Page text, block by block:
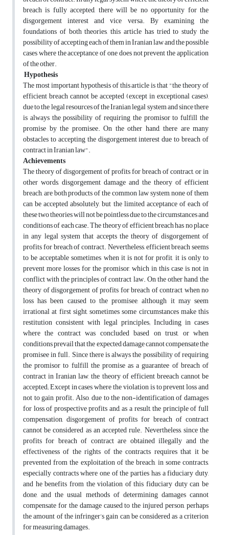
breach is fully accepted, there will be no opportunity for the
disgorgement interest and vice versa. By examining the
foundations of both theories, this article has tried to study the
possibility of accepting each of them in Iranian law and the possible
cases where the acceptance of one does not prevent the application
of the other.
Hypothesis
The most important hypothesis of this article is that "the theory of
efficient breach cannot be accepted (except in exceptional cases),
due to the legal resources of the Iranian legal system and since there
is always the possibility of requiring the promisor to fulfill the
promise by the promisee. On the other hand, there are many
obstacles to accepting the disgorgement interest due to breach of
contract in Iranian law".
Achievements
The theory of disgorgement of profits for breach of contract, or in
other words, disgorgement damage and the theory of efficient
breach, are both products of the common law system, none of them
can be accepted absolutely, but the limited acceptance of each of
these two theories will not be pointless due to the circumstances and
conditions of each case. The theory of efficient breach has no place
in any legal system that accepts the theory of disgorgement of
profits for breach of contract. Nevertheless, efficient breach seems
to be acceptable sometimes when it is not for profit, it is only to
prevent more losses for the promisor, which in this case is not in
conflict with the principles of contract law. On the other hand, the
theory of disgorgement of profits for breach of contract when no
loss has been caused to the promisee, although it may seem
irrational at first sight, sometimes some circumstances make this
restitution consistent with legal principles; Including in cases
where the contract was concluded based on trust, or when
conditions prevail that the expected damage cannot compensate the
promisee in full. Since there is always the possibility of requiring
the promisor to fulfill the promise as a guarantee of breach of
contract in Iranian law, the theory of efficient breeach cannot be
accepted; Except in cases where the violation is to prevent loss and
not to gain profit. Also, due to the non-identification of damages
for loss of prospective profits and, as a result, the principle of full
compensation, disgorgement of profits for breach of contract
cannot be considered as an accepted rule. Nevertheless, since the
profits for breach of contract are obtained illegally and the
effectiveness of the rights of the contracts requires that it be
prevented from the exploitation of the breach, in some contracts,
especially contracts where one of the parties has a fiduciary duty,
and he benefits from the violation of this fiduciary duty can be
done, and the usual methods of determining damages cannot
compensate for the damage caused to the injured person, perhaps
the amount of the infringer’s gain can be considered as a criterion
for measuring damages.